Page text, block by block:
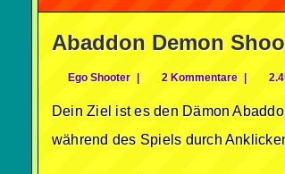
Abaddon Demon
Ego Shooter | 2 Kommentare |
Dein Ziel ist es den Dämon
während des Spiels durch